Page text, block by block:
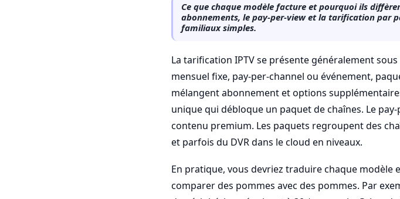
Ce que chaque modèle facture et pourquoi ils
abonnements, le pay-per-view et la tarification par
familiaux simples.
La tarification IPTV se présente généralement
mensuel fixe, pay-per-channel ou événement,
mélangent abonnement et options
unique qui débloque un paquet de chaînes. Le
contenu premium. Les paquets regroupent des
et parfois du DVR dans le cloud en niveaux.
En pratique, vous devriez traduire chaque
comparer des pommes avec des pommes. Par